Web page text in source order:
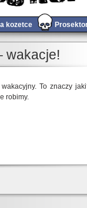
kozetce
wakacje!
To znaczy
robimy.